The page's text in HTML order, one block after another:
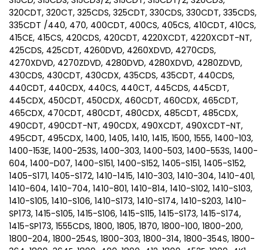
320CDT, 320CT, 325CDS, 325CDT, 330CDS, 330CDT, 335CDS,
335CDT /440, 470, 400CDT, 400CS, 405CS, 410CDT, 410CS,
415CE, 415CS, 420CDS, 420CDT, 4220XCDT, 4220XCDT-NT,
425CDS, 425CDT, 4260DVD, 4260XDVD, 4270CDS,
4270XDVD, 4270ZDVD, 4280DVD, 4280XDVD, 4280ZDVD,
430CDS, 430CDT, 430CDX, 435CDS, 435CDT, 440CDS,
440CDT, 440CDX, 440CS, 440CT, 445CDS, 445CDT,
445CDX, 450CDT, 450CDX, 460CDT, 460CDX, 465CDT,
465CDX, 470CDT, 480CDT, 480CDX, 485CDT, 485CDX,
490CDT, 490CDT-NT, 490CDX, 490XCDT, 490XCDT-NT,
495CDT, 495CDX, 1400, 1405, 1410, 1415, 1500, 1555, 1400-103,
1400-153E, 1400-253S, 1400-303, 1400-503, 1400-553S, 1400-
604, 1400-D07, 1400-S151, 1400-S152, 1405-S151, 1405-S152,
1405-S171, 1405-S172, 1410-1415, 1410-303, 1410-304, 1410-401,
1410-604, 1410-704, 1410-801, 1410-814, 1410-S102, 1410-S103,
1410-S105, 1410-S106, 1410-S173, 1410-S174, 1410-S203, 1410-
SP173, 1415-S105, 1415-S106, 1415-S115, 1415-S173, 1415-S174,
1415-SP173, 1555CDS, 1800, 1805, 1870, 1800-100, 1800-200,
1800-204, 1800-254S, 1800-303, 1800-314, 1800-354S, 1800-